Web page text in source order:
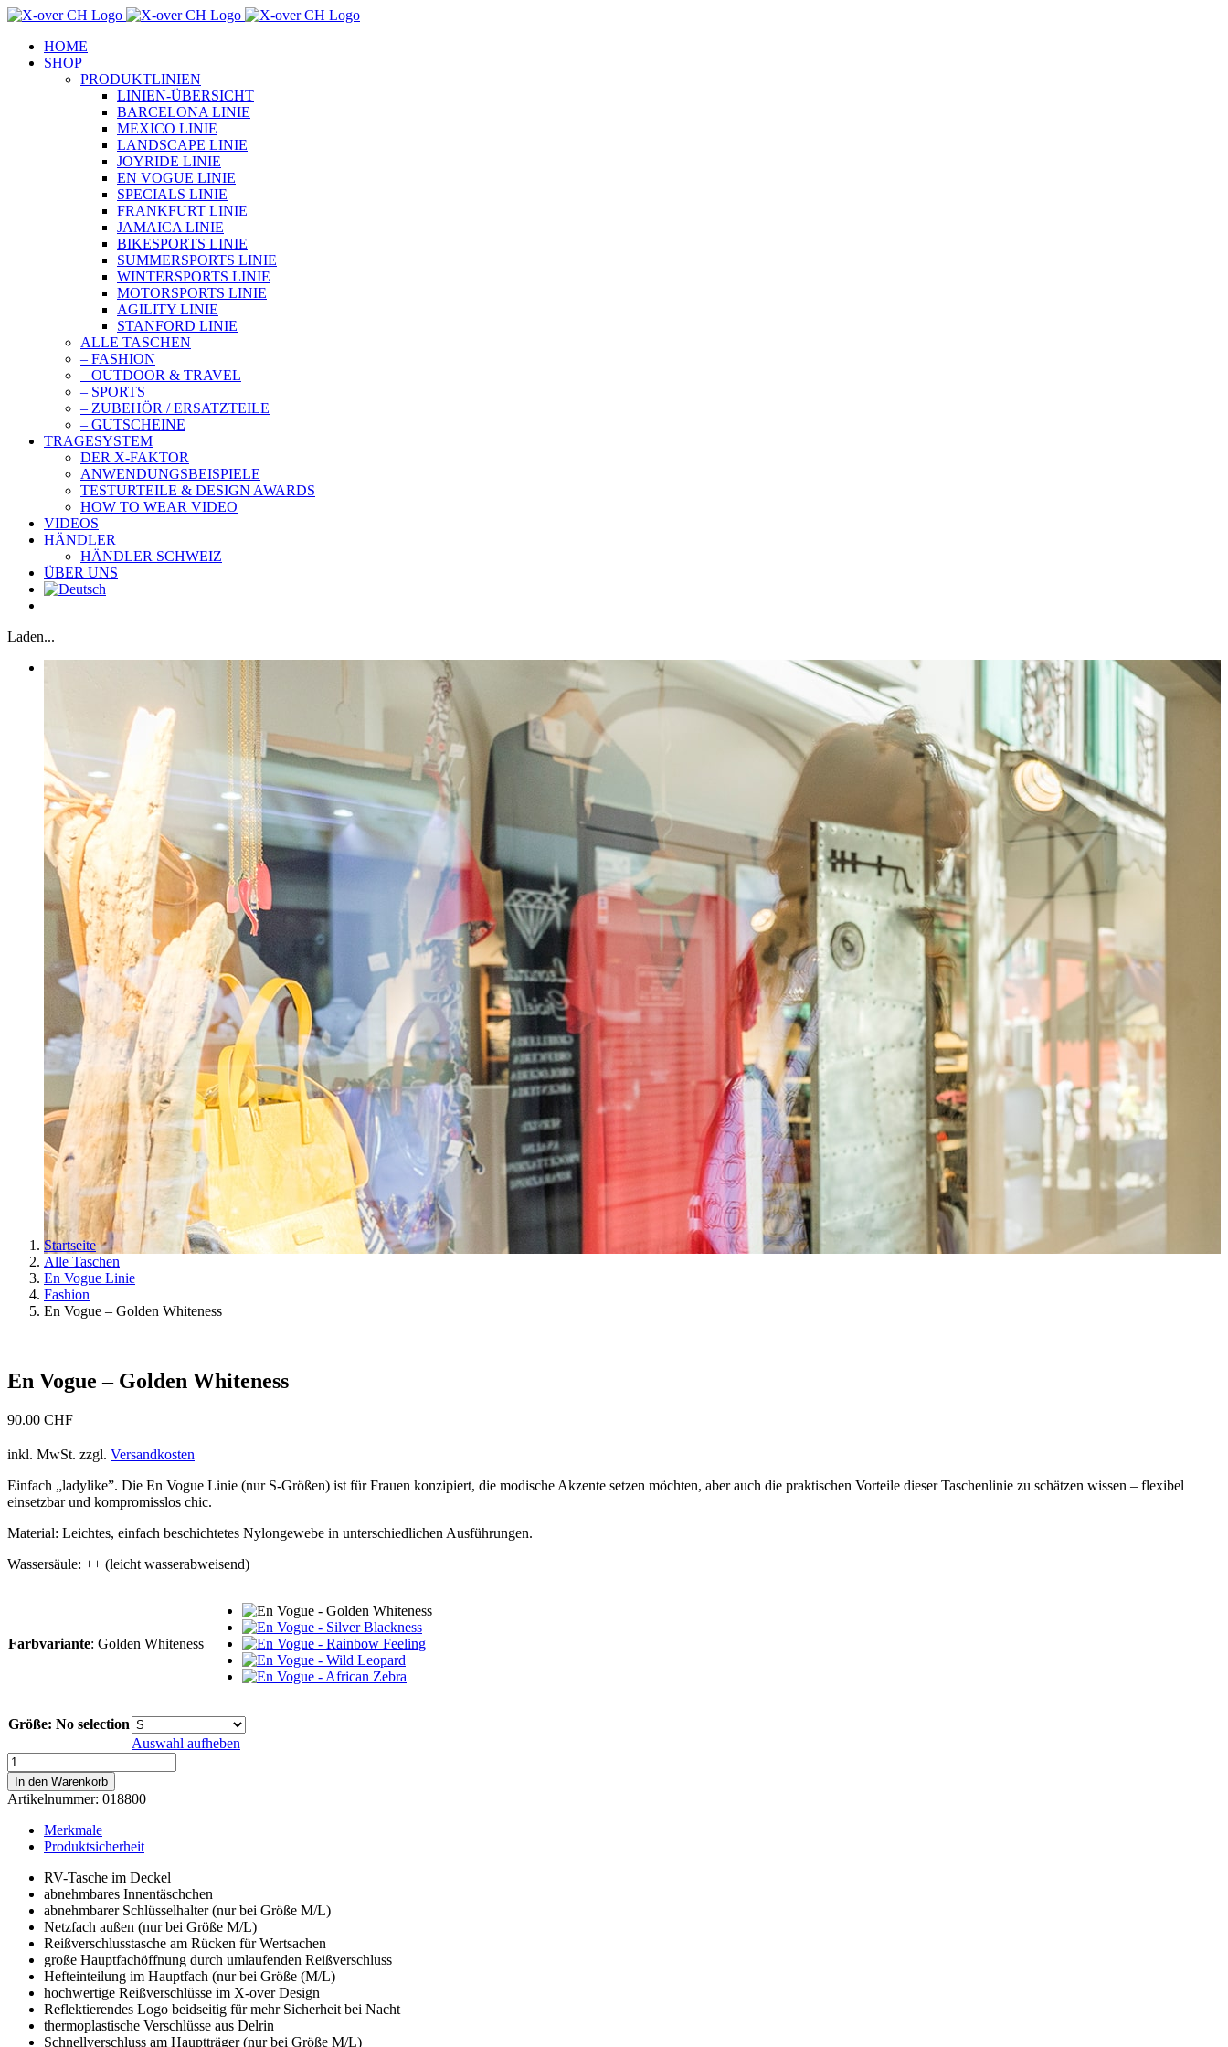
Zum
springenHOME
SHOP
PRODUKTLINIEN
LINIEN-ÜBERSICHT
BARCELONA LINIE
MEXICO LINIE
LANDSCAPE LINIE
JOYRIDE LINIE
EN VOGUE LINIE
SPECIALS LINIE
FRANKFURT LINIE
JAMAICA LINIE
BIKESPORTS LINIE
SUMMERSPORTS LINIE
WINTERSPORTS LINIE
MOTORSPORTS LINIE
AGILITY LINIE
STANFORD LINIE
ALLE TASCHEN
– FASHION
– OUTDOOR & TRAVEL
– SPORTS
– ZUBEHÖR / ERSATZTEILE
– GUTSCHEINE
TRAGESYSTEM
DER X-FAKTOR
ANWENDUNGSBEISPIELE
TESTURTEILE & DESIGN AWARDS
HOW TO WEAR VIDEO
VIDEOS
HÄNDLER
HÄNDLER SCHWEIZ
ÜBER UNS
Laden...
Startseite
Alle Taschen
En Vogue Linie
Fashion
En Vogue – Golden Whiteness
En Vogue – Golden Whiteness
90.00 CHF
inkl. MwSt. zzgl. Versandkosten
Einfach „ladylike”. Die En Vogue Linie (nur S-Größen) ist für Frauen konzipiert, die modische Akzente setzen möchten, aber auch die praktischen Vorteile dieser Taschenlinie zu schätzen wissen – flexibel
einsetzbar und kompromisslos chic.
Material: Leichtes, einfach beschichtetes Nylongewebe in unterschiedlichen Ausführungen.
Wassersäule: ++ (leicht wasserabweisend)
Farbvariante: Golden Whiteness
Größe: No selection
Auswahl aufheben
En
Vogue
-
Golden
Whiteness
Menge
In den Warenkorb
Artikelnummer: 018800
Merkmale
Produktsicherheit
RV-Tasche im Deckel
abnehmbares Innentäschchen
abnehmbarer Schlüsselhalter (nur bei Größe M/L)
Netzfach außen (nur bei Größe M/L)
Reißverschlusstasche am Rücken für Wertsachen
große Hauptfachöffnung durch umlaufenden Reißverschluss
Hefteinteilung im Hauptfach (nur bei Größe (M/L)
hochwertige Reißverschlüsse im X-over Design
Reflektierendes Logo beidseitig für mehr Sicherheit bei Nacht
thermoplastische Verschlüsse aus Delrin
Schnellverschluss am Hauptträger (nur bei Größe M/L)